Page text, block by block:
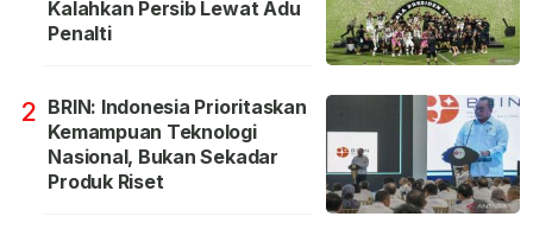
Kalahkan Persib Lewat Adu
Penalti
2 BRIN: Indonesia Prioritaskan
Kemampuan Teknologi
Nasional, Bukan Sekadar
Produk Riset